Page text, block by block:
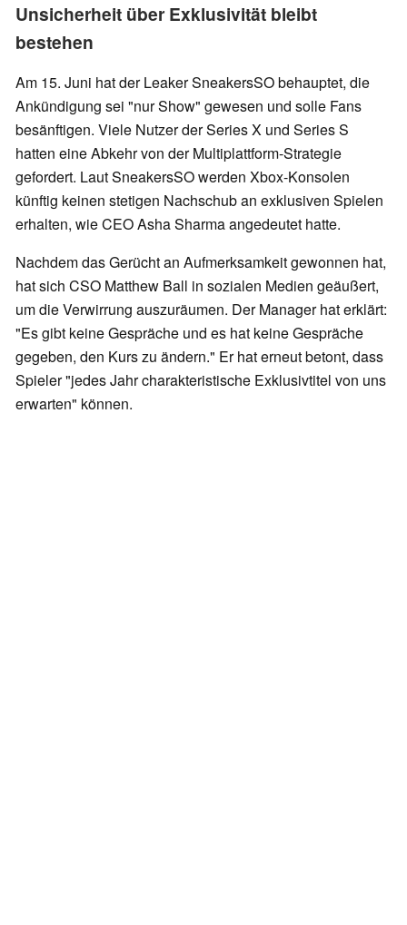
Unsicherheit über Exklusivität bleibt
bestehen
Am 15. Juni hat der Leaker SneakersSO behauptet, die
Ankündigung sei "nur Show" gewesen und solle Fans
besänftigen. Viele Nutzer der Series X und Series S
hatten eine Abkehr von der Multiplattform-Strategie
gefordert. Laut SneakersSO werden Xbox-Konsolen
künftig keinen stetigen Nachschub an exklusiven Spielen
erhalten, wie CEO Asha Sharma angedeutet hatte.
Nachdem das Gerücht an Aufmerksamkeit gewonnen hat,
hat sich CSO Matthew Ball in sozialen Medien geäußert,
um die Verwirrung auszuräumen. Der Manager hat erklärt:
"Es gibt keine Gespräche und es hat keine Gespräche
gegeben, den Kurs zu ändern." Er hat erneut betont, dass
Spieler "jedes Jahr charakteristische Exklusivtitel von uns
erwarten" können.